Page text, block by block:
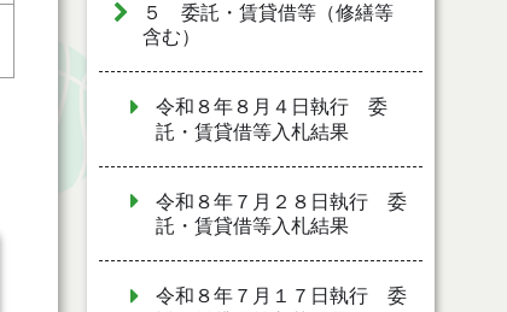
５ 委託・賃貸借等（修繕等
含む）
令和８年８月４日執行 委
託・賃貸借等入札結果
令和８年７月２８日執行 委
託・賃貸借等入札結果
令和８年７月１７日執行 委